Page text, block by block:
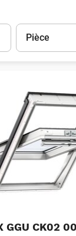
Unité
Pièce
GGU CK02